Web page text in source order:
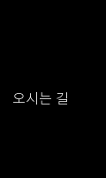
오시는 길